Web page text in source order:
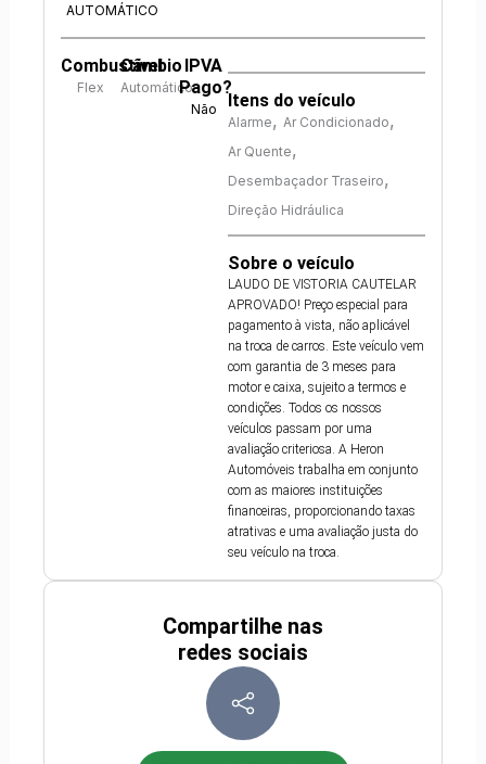
AUTOMÁTICO
Combustível
Flex
Câmbio
Automático
IPVA
Pago?
Não Itens do veículo
Alarme, Ar Condicionado,
Ar Quente,
Desembaçador Traseiro,
Direção Hidráulica
Sobre o veículo
LAUDO DE VISTORIA CAUTELAR
APROVADO! Preço especial para
pagamento à vista, não aplicável
na troca de carros. Este veículo vem
com garantia de 3 meses para
motor e caixa, sujeito a termos e
condições. Todos os nossos
veículos passam por uma
avaliação criteriosa. A Heron
Automóveis trabalha em conjunto
com as maiores instituições
financeiras, proporcionando taxas
atrativas e uma avaliação justa do
seu veículo na troca.
Compartilhe nas
redes sociais